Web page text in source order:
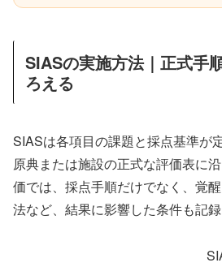
SIASの実施方法｜正式手
ろえる
SIASは各項目の課題と採点基準が
原典または施設の正式な評価表に
価では、採点手順だけでなく、覚
法など、結果に影響した条件も記録